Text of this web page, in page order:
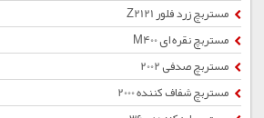
مستربچ زرد فلور Z2121
مستربچ نقره ای M400
مستربچ صدفی 2002
مستربچ شفاف کننده 2000